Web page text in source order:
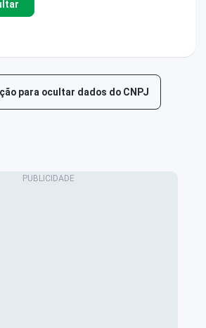
para ocultar dados do CNPJ